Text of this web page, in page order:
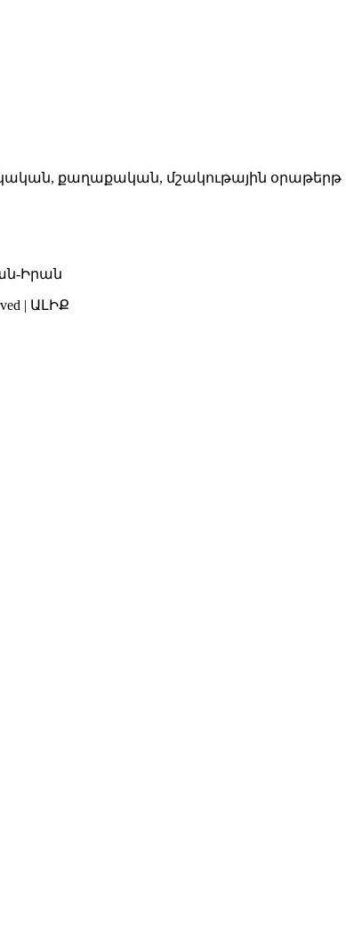
քաղաքական, մշակութային օրաթերթ
Իրան
| ԱԼԻՔ